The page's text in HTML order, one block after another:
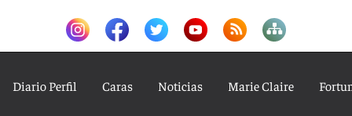
Diario Perfil Caras Noticias Marie Claire